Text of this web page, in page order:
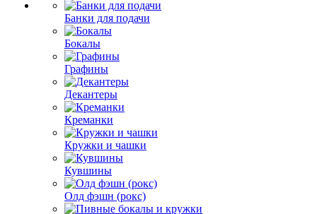
Банки для подачи
Бокалы
Графины
Декантеры
Креманки
Кружки и чашки
Кувшины
Олд фэшн (рокс)